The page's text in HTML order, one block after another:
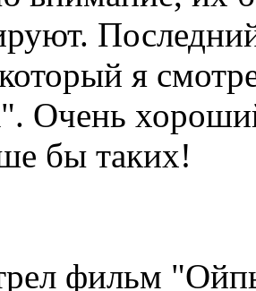
я
Очень
бы таких!
фильм